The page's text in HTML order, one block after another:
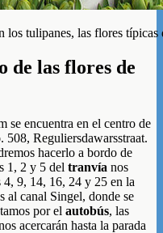
los tulipanes, las flores típicas
de las flores de
se encuentra en el centro de
508, Reguliersdawarsstraat.
hacerlo a bordo de
1, 2 y 5 del tranvía nos
9, 14, 16, 24 y 25 en la
al canal Singel, donde se
por el autobús, las
acercarán hasta la parada